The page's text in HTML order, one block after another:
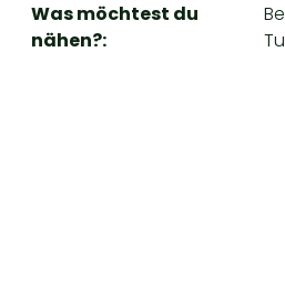
Was möchtest du
nähen?: